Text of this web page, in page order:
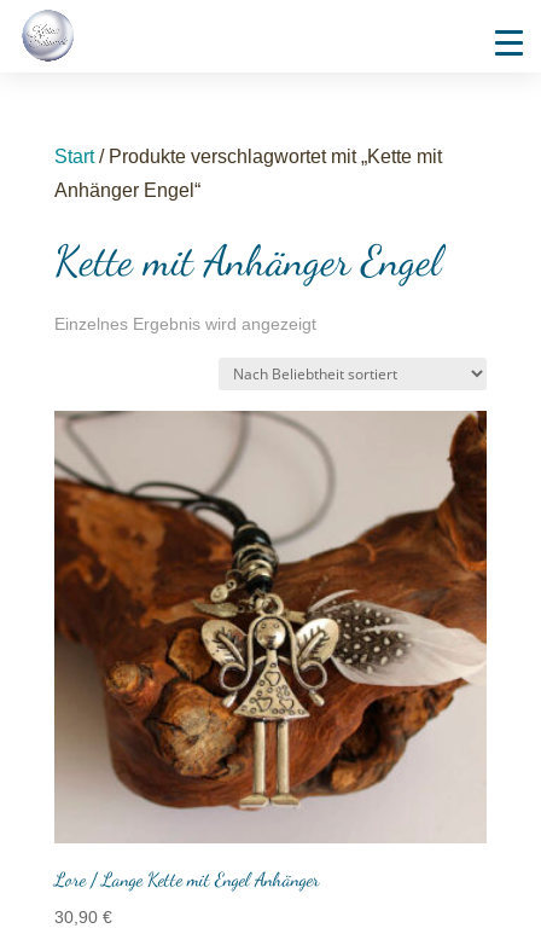
Start/ Produkte verschlagwortet mit „Kette mit
Anhänger Engel“
Kette mit Anhänger Engel
Einzelnes Ergebnis wird angezeigt
Lore / Lange Kette mit Engel Anhänger
30,90 €